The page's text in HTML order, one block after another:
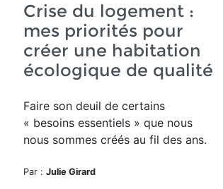
Crise du logement :
mes priorités pour
créer une habitation
écologique de qualité
Faire son deuil de certains
« besoins essentiels » que nous
nous sommes créés au fil des ans.
Par : Julie Girard